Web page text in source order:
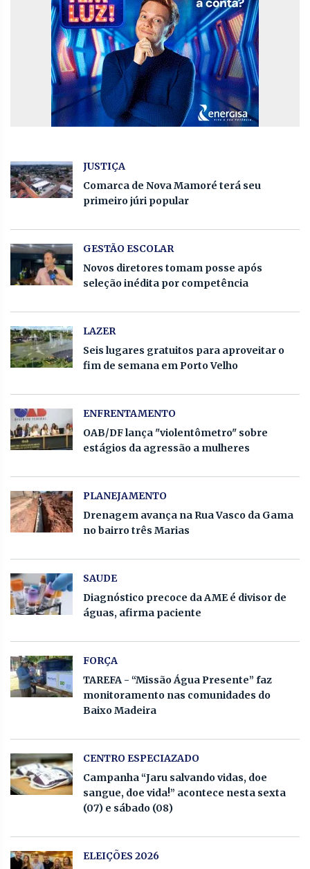
JUSTIÇA
Comarca de Nova Mamoré terá seu
primeiro júri popular
GESTÃO ESCOLAR
Novos diretores tomam posse após
seleção inédita por competência
LAZER
Seis lugares gratuitos para aproveitar o
fim de semana em Porto Velho
ENFRENTAMENTO
OAB/DF lança "violentômetro" sobre
estágios da agressão a mulheres
PLANEJAMENTO
Drenagem avança na Rua Vasco da Gama
no bairro três Marias
SAUDE
Diagnóstico precoce da AME é divisor de
águas, afirma paciente
FORÇA
TAREFA - “Missão Água Presente” faz
monitoramento nas comunidades do
Baixo Madeira
CENTRO ESPECIAZADO
Campanha “Jaru salvando vidas, doe
sangue, doe vida!” acontece nesta sexta
(07) e sábado (08)
ELEIÇÕES 2026